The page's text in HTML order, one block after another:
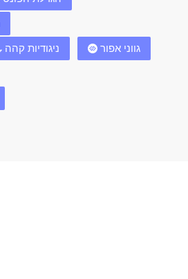
ניגודיות קהה גווני אפור